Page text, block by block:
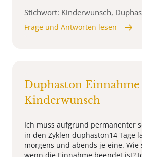
Stichwort: Kinderwunsch,
Frage und Antworten lesen
Duphaston Einnahme
Kinderwunsch
Ich muss aufgrund permanenter
in den Zyklen duphaston14 Tage
morgens und abends je eine. Wie